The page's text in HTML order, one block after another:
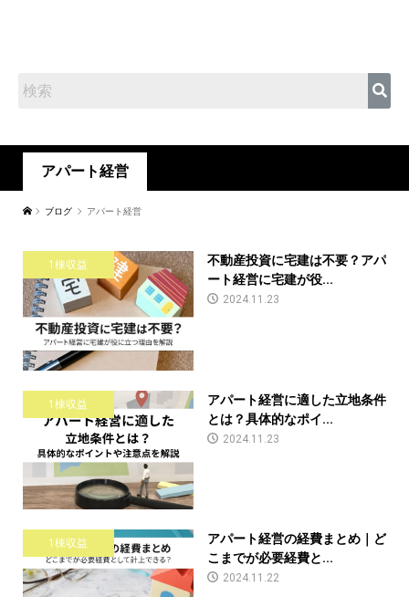
アパート経営
ブログ アパート経営
1棟収益
不動産投資に宅建は不要？アパ
ート経営に宅建が役...
2024.11.23
1棟収益
アパート経営に適した立地条件
とは？具体的なポイ...
2024.11.23
1棟収益
アパート経営の経費まとめ｜ど
こまでが必要経費と...
2024.11.22